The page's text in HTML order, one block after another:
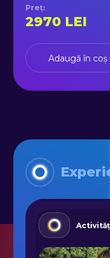
Preț:
2970 LEI
Adaugă în coș